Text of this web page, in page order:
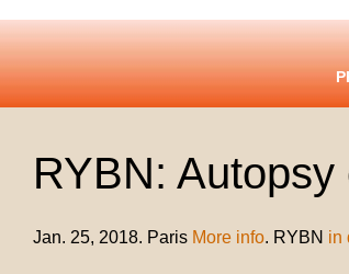
RYBN: Autopsy
Jan. 25, 2018. Paris More info. RYBN in